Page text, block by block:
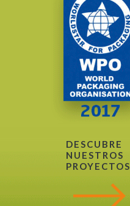
DESCUBRE
NUESTROS
PROYECTOS